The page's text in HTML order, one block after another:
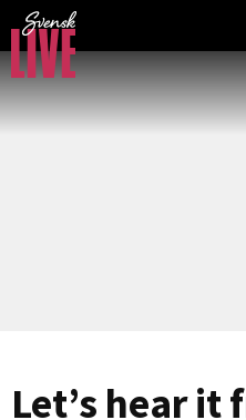
Let’s hear it